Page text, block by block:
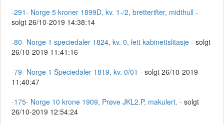
-291- Norge 5 kroner 1899D, kv. 1-/2, bretterifter, midthull -
solgt 26/10-2019 14:38:14
-80- Norge 1 speciedaler 1824, kv. 0, lett kabinettslitasje - solgt
26/10-2019 11:41:16
-79- Norge 1 Speciedaler 1819, kv. 0/01 - solgt 26/10-2019
11:40:47
-175- Norge 10 krone 1909, Prøve JKL2.P, makulert. - solgt
26/10-2019 12:54:24